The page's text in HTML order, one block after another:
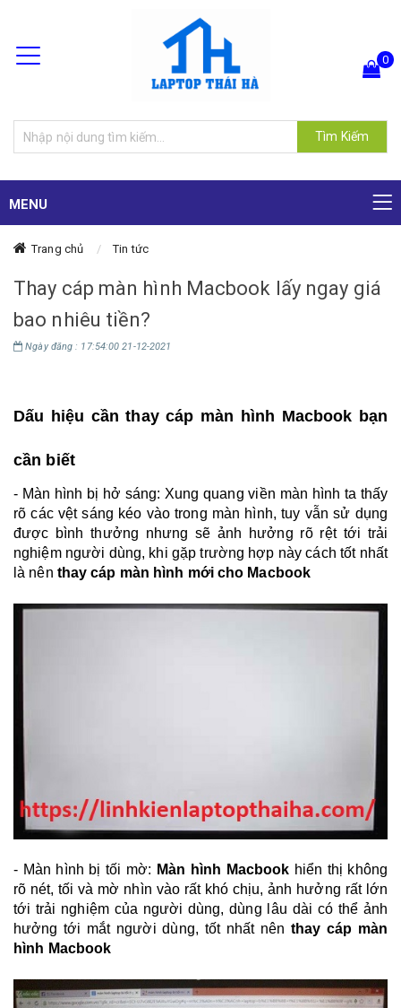
Tìm Kiếm
0
MENU
Trang chủ Tin tức
Thay cáp màn hình Macbook lấy ngay giá
bao nhiêu tiền?
Ngày đăng : 17:54:00 21-12-2021
​Dấu hiệu cần thay cáp màn hình Macbook bạn
cần biết
- Màn hình bị hở sáng: Xung quang viền màn hình ta thấy
rõ các vệt sáng kéo vào trong màn hình, tuy vẫn sử dụng
được bình thưởng nhưng sẽ ảnh hưởng rõ rệt tới trải
nghiệm người dùng, khi gặp trường hợp này cách tốt nhất
là nên thay cáp màn hình mới cho Macbook
- Màn hình bị tối mờ: Màn hình Macbook hiển thị không
rõ nét, tối và mờ nhìn vào rất khó chịu, ảnh hưởng rất lớn
tới trải nghiệm của người dùng, dùng lâu dài có thể ảnh
hưởng tới mắt người dùng, tốt nhất nên thay cáp màn
hình Macbook